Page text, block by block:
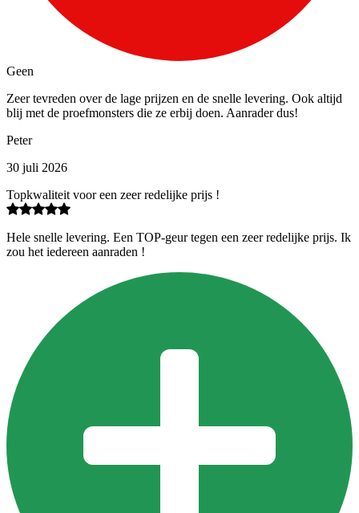
Geen
Zeer tevreden over de lage prijzen en de snelle levering. Ook altijd
blij met de proefmonsters die ze erbij doen. Aanrader dus!
Peter
30 juli 2026
Topkwaliteit voor een zeer redelijke prijs !
Hele snelle levering. Een TOP-geur tegen een zeer redelijke prijs. Ik
zou het iedereen aanraden !